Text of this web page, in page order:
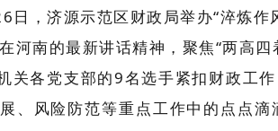
日，济源示范区财政局举办“淬炼
河南的最新讲话精神，聚焦“两高
关各党支部的9名选手紧扣财政工
、风险防范等重点工作中的点点滴